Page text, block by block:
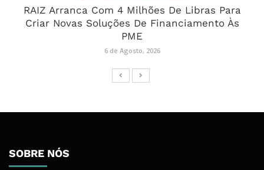
RAIZ Arranca Com 4 Milhões De Libras Para
Criar Novas Soluções De Financiamento Às
PME
6 de Agosto, 2026
SOBRE NÓS